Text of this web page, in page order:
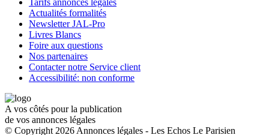
Actualités formalités
Newsletter JAL-Pro
Livres Blancs
Foire aux questions
Nos partenaires
Contacter notre Service client
Accessibilité: non conforme
A vos côtés pour la publication
de vos annonces légales
© Copyright 2026 Annonces légales - Les Echos Le Parisien